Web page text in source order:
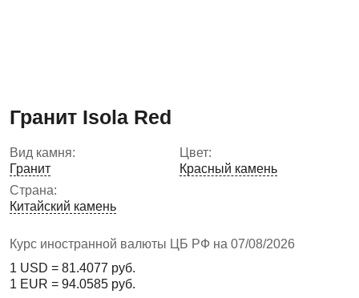
Гранит Isola Red
Вид камня:
Гранит
Цвет:
Красный камень
Страна:
Китайский камень
Курс иностранной валюты ЦБ РФ на 07/08/2026
1 USD = 81.4077 руб.
1 EUR = 94.0585 руб.